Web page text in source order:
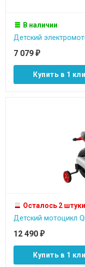
В наличии
Детский
7 079 ₽
Купить в 1
Осталось 2 штуки
Детский мотоцикл
12 490 ₽
Купить в 1